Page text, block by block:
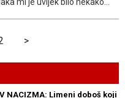
mi je uvijek bilo nekako...
>
NACIZMA: Limeni doboš koji